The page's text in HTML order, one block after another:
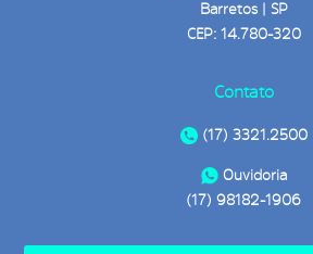
Barretos | SP
CEP: 14.780-320
Contato
(17) 3321.2500
Ouvidoria
(17) 98182-1906